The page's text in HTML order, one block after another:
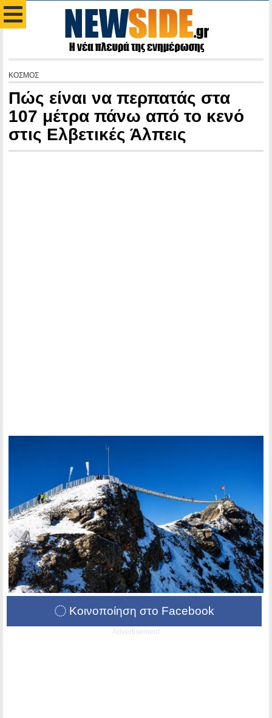
ΚΟΣΜΟΣ
Πώς είναι να περπατάς στα
107 μέτρα πάνω από το κενό
στις Ελβετικές Άλπεις
Κοινοποίηση στο Facebook
Advertisement